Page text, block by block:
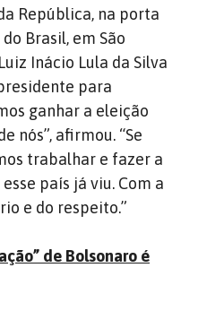
República, na porta
Brasil, em São
Inácio Lula da Silva
para
ganhar a eleição
nós”, afirmou. “Se
trabalhar e fazer a
país já viu. Com a
e do respeito.”
de Bolsonaro é